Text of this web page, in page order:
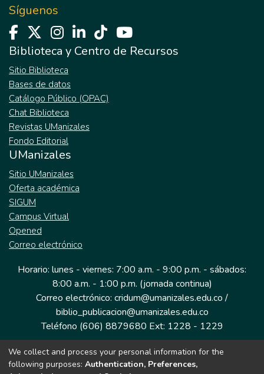
Síguenos
Biblioteca y Centro de Recursos
Sitio Biblioteca
Bases de datos
Catálogo Público (OPAC)
Chat Biblioteca
Revistas UManizales
Fondo Editorial
UManizales
Sitio UManizales
Oferta académica
SIGUM
Campus Virtual
Opened
Correo electrónico
Horario: lunes - viernes: 7:00 a.m. - 9:00 p.m. - sábados:
8:00 a.m. - 1:00 p.m. (jornada continua)
Correo electrónico: cridum@umanizales.edu.co /
biblio_publicacion@umanizales.edu.co
Teléfono (606) 8879680 Ext: 1228 - 1229
Dirección: Cra 9 a # 19-03 Edificio histórico, piso 1
Manizales, Caldas
We collect and process your personal information for the
following purposes: Authentication, Preferences,